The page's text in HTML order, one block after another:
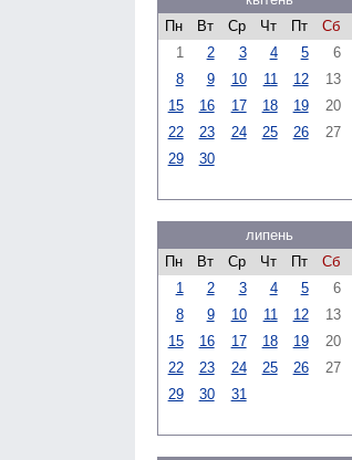
Пн
Вт Ср Чт Пт Сб
1
2 3 4 5 6
8
9 10 11 12 13
15
16 17 18 19 20
22
23 24 25 26 27
29
30
липень
Пн
Вт Ср Чт Пт Сб
1
2 3 4 5 6
8
9 10 11 12 13
15
16 17 18 19 20
22
23 24 25 26 27
29
30 31